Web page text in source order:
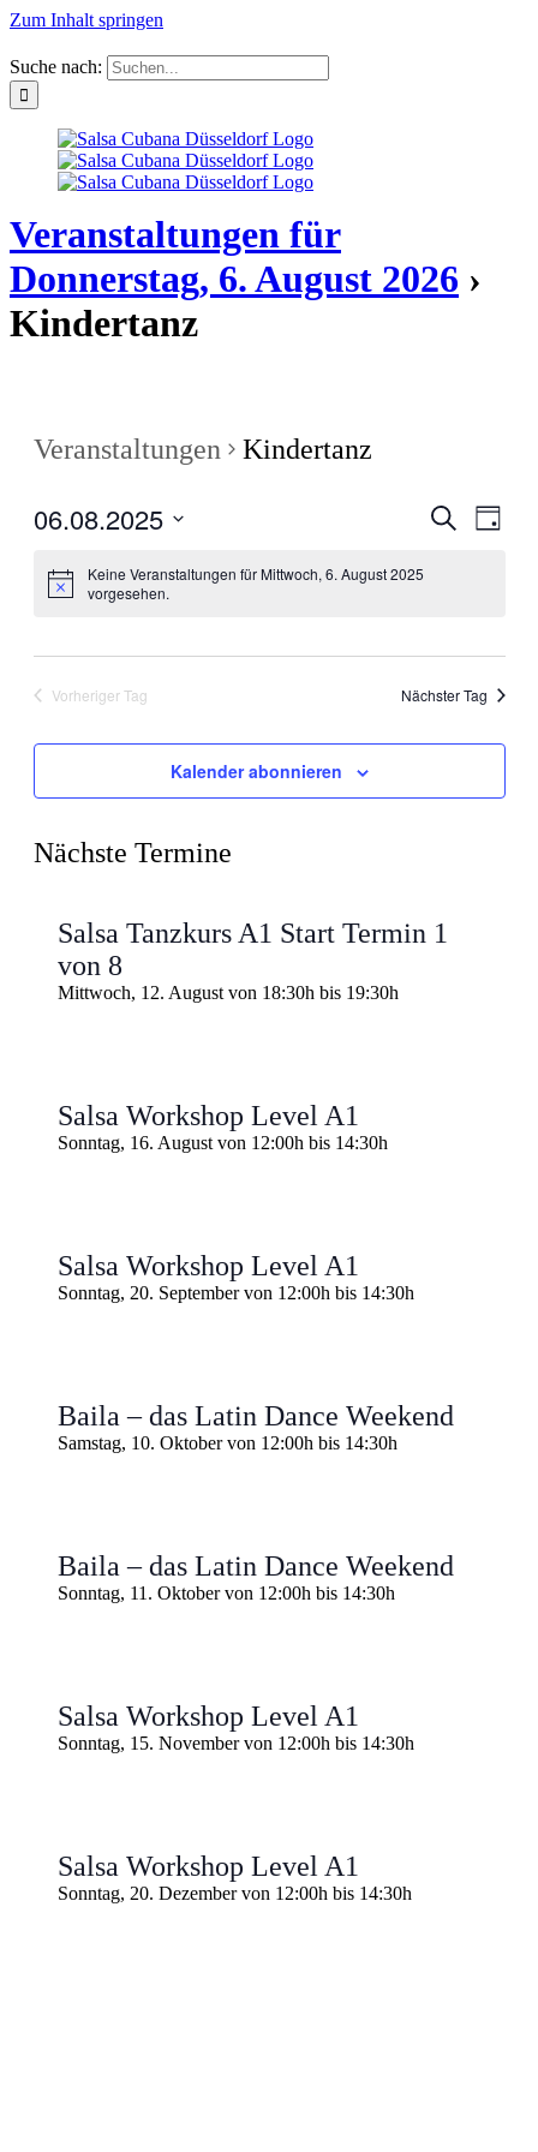
Zum Inhalt springen
Suche nach:
Veranstaltungen für
Donnerstag, 6. August 2026 ›
Kindertanz
Veranstaltungen Kindertanz
Suche
Tag
06.08.2025
wählen.Keine Veranstaltungen für Mittwoch, 6. August 2025
vorgesehen.
Vorheriger Tag Nächster Tag
Kalender abonnieren
Nächste Termine
Salsa Tanzkurs A1 Start Termin 1
von 8
Mittwoch, 12. August von 18:30h bis 19:30h
Salsa Workshop Level A1
Sonntag, 16. August von 12:00h bis 14:30h
Salsa Workshop Level A1
Sonntag, 20. September von 12:00h bis 14:30h
Baila – das Latin Dance Weekend
Samstag, 10. Oktober von 12:00h bis 14:30h
Baila – das Latin Dance Weekend
Sonntag, 11. Oktober von 12:00h bis 14:30h
Salsa Workshop Level A1
Sonntag, 15. November von 12:00h bis 14:30h
Salsa Workshop Level A1
Sonntag, 20. Dezember von 12:00h bis 14:30h